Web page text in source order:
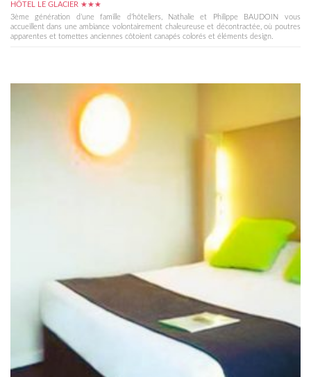
HÔTEL LE GLACIER ★★★
3ème génération d’une famille d’hôteliers, Nathalie et Philippe BAUDOIN vous
accueillent dans une ambiance volontairement chaleureuse et décontractée, où poutres
apparentes et tomettes anciennes côtoient canapés colorés et éléments design.